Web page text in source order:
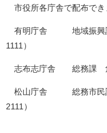
市役所各庁舎で配布でき
有明庁舎 地域振興課
1111）
志布志庁舎 総務課 危
松山庁舎 総務市民課
2111）